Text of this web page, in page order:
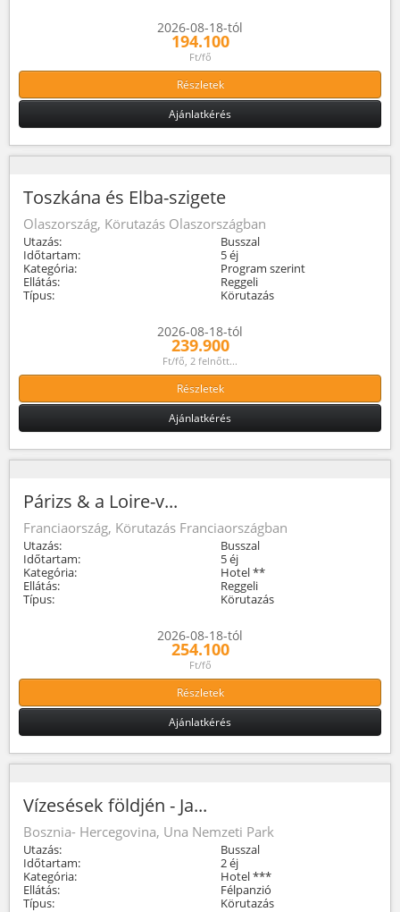
2026-08-18-tól
194.100
Ft/fő
Részletek
Ajánlatkérés
Toszkána és Elba-szigete
Olaszország, Körutazás Olaszországban
Utazás:
Busszal
Időtartam:
5 éj
Kategória:
Program szerint
Ellátás:
Reggeli
Típus:
Körutazás
2026-08-18-tól
239.900
Ft/fő, 2 felnőtt...
Részletek
Ajánlatkérés
Párizs & a Loire-v...
Franciaország, Körutazás Franciaországban
Utazás:
Busszal
Időtartam:
5 éj
Kategória:
Hotel **
Ellátás:
Reggeli
Típus:
Körutazás
2026-08-18-tól
254.100
Ft/fő
Részletek
Ajánlatkérés
Vízesések földjén - Ja...
Bosznia- Hercegovina, Una Nemzeti Park
Utazás:
Busszal
Időtartam:
2 éj
Kategória:
Hotel ***
Ellátás:
Félpanzió
Típus:
Körutazás